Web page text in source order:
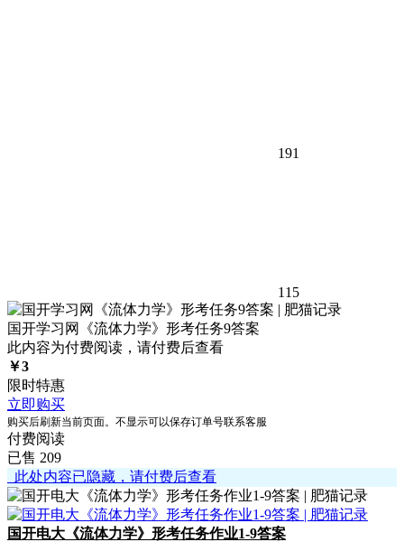
191
115
国开学习网《流体力学》形考任务9答案
此内容为付费阅读，请付费后查看
￥3
限时特惠
立即购买
购买后刷新当前页面。不显示可以保存订单号联系客服
付费阅读
已售 209
此处内容已隐藏，请付费后查看
国开电大《流体力学》形考任务作业1-9答案